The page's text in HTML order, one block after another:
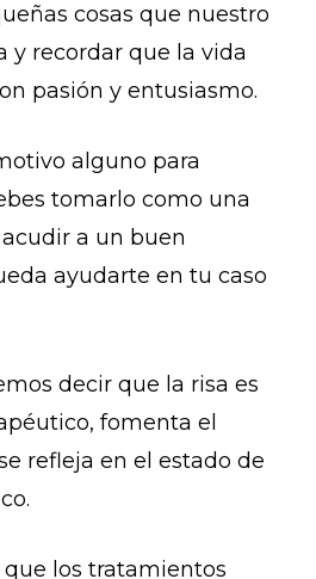
cosas que nuestro
y recordar que la vida
pasión y entusiasmo.
alguno para
tomarlo como una
a un buen
ayudarte en tu caso
decir que la risa es
fomenta el
refleja en el estado de
los tratamientos